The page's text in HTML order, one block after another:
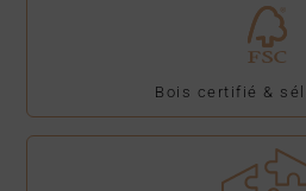
Bois certifié &